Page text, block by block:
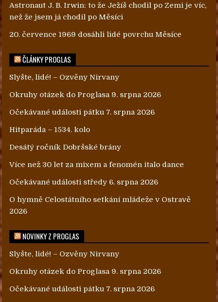
Astronaut J. B. Irwin: to že Ježíš chodil po Zemi je víc,
než že jsem já chodil po Měsíci
20. července 1969 dosáhli lidé povrchu Měsíce
ČLÁNKY PROGLAS
Slyšte, lidé! – Ozvěny Nirvany
Okruhy otázek do Proglasa 9. srpna 2026
Očekávané události pátku 7. srpna 2026
Hitparáda – 1534. kolo
Desátý ročník Dobršské brány
Více než 30 let za mixem a fenomén italo dance
Očekávané události středy 6. srpna 2026
O hymně Celostátního setkání mládeže v Ostravě
2026
NOVINKY Z PROGLAS
Slyšte, lidé! – Ozvěny Nirvany
Okruhy otázek do Proglasa 9. srpna 2026
Očekávané události pátku 7. srpna 2026